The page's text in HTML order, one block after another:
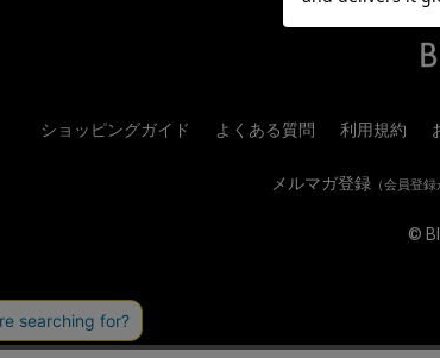
ショッピングガイド よくある質問 利用規約
メルマガ登録 （会員登
©